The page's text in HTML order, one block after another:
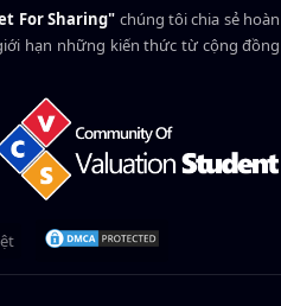
For Sharing" chúng tôi chia sẻ hoàn
hạn những kiến thức từ cộng đồng